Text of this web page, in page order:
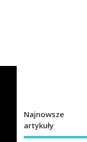
Najnowsze
artykuły